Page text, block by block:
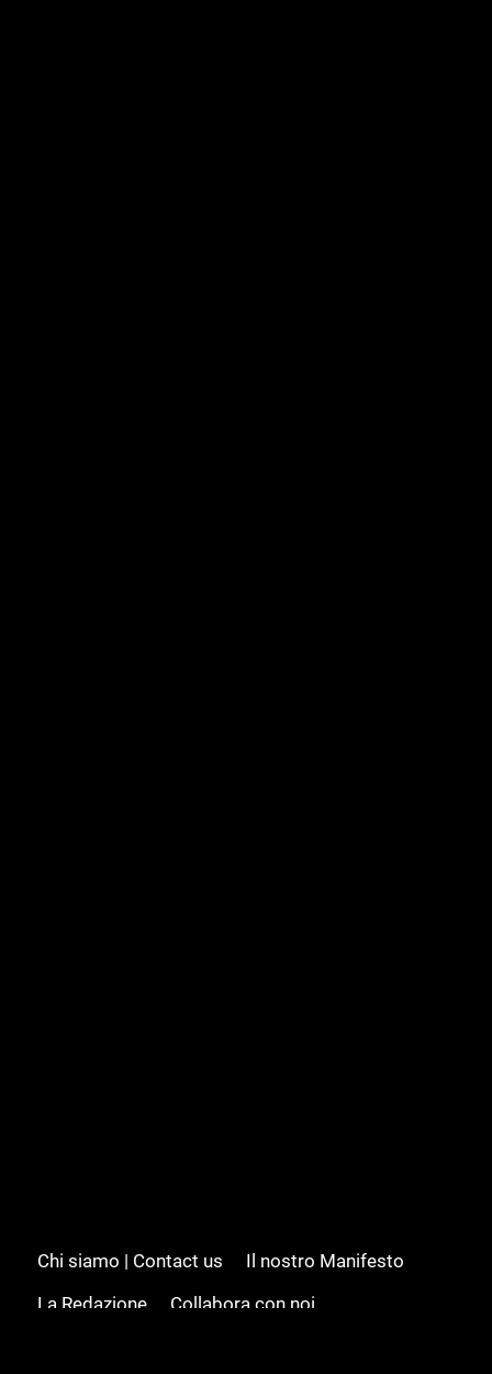
Chi siamo | Contact us
Il nostro Manifesto
La Redazione
Collabora con noi